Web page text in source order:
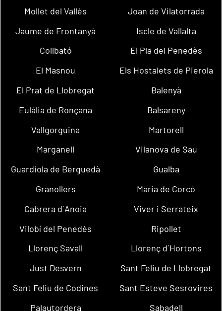
Mollet del Vallès
Joan de Vilatorrada
Jaume de Frontanyà
Iscle de Vallalta
Collbató
El Pla del Penedès
El Masnou
Els Hostalets de Pierola
El Prat de Llobregat
Balenyà
Eulàlia de Ronçana
Balsareny
Vallgorguina
Martorell
Marganell
Vilanova de Sau
Guardiola de Berguedà
Gualba
Granollers
Maria de Corcó
Cabrera d´Anoia
Viver i Serrateix
Vilobí del Penedès
Ripollet
Llorenç Savall
Llorenç d´Hortons
Just Desvern
Sant Feliu de Llobregat
Sant Feliu de Codines
Sant Esteve Sesrovires
Palautordera
Sabadell